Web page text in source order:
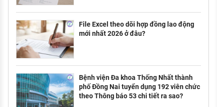
File Excel theo dõi hợp đồng lao động
mới nhất 2026 ở đâu?
Bệnh viện Đa khoa Thống Nhất thành
phố Đồng Nai tuyển dụng 192 viên chức
theo Thông báo 53 chi tiết ra sao?